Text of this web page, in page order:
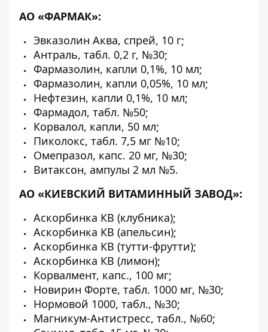
АО «ФАРМАК»:
Эвказолин Аква, спрей, 10 г;
Антраль, табл. 0,2 г, №30;
Фармазолин, капли 0,1%, 10 мл;
Фармазолин, капли 0,05%, 10 мл;
Нефтезин, капли 0,1%, 10 мл;
Фармадол, табл. №50;
Корвалол, капли, 50 мл;
Пиколокс, табл. 7,5 мг №10;
Омепразол, капс. 20 мг, №30;
Витаксон, ампулы 2 мл №5.
АО «КИЕВСКИЙ ВИТАМИННЫЙ ЗАВОД»:
Аскорбинка КВ (клубника);
Аскорбинка КВ (апельсин);
Аскорбинка КВ (тутти-фрутти);
Аскорбинка КВ (лимон);
Корвалмент, капс., 100 мг;
Новирин Форте, табл. 1000 мг, №30;
Нормовой 1000, табл., №30;
Магникум-Антистресс, табл., №60;